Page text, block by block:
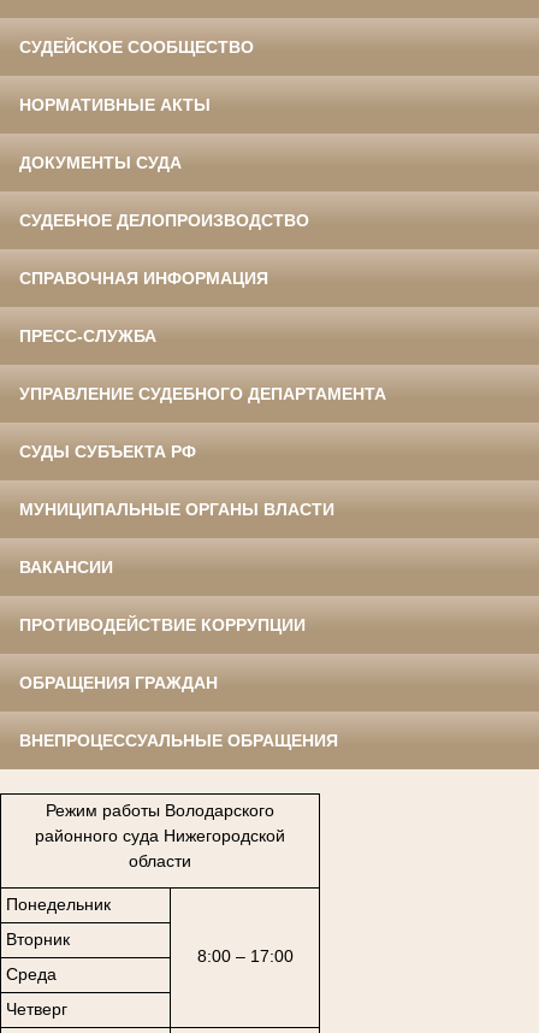
СУДЕЙСКОЕ СООБЩЕСТВО
НОРМАТИВНЫЕ АКТЫ
ДОКУМЕНТЫ СУДА
СУДЕБНОЕ ДЕЛОПРОИЗВОДСТВО
СПРАВОЧНАЯ ИНФОРМАЦИЯ
ПРЕСС-СЛУЖБА
УПРАВЛЕНИЕ СУДЕБНОГО ДЕПАРТАМЕНТА
СУДЫ СУБЪЕКТА РФ
МУНИЦИПАЛЬНЫЕ ОРГАНЫ ВЛАСТИ
ВАКАНСИИ
ПРОТИВОДЕЙСТВИЕ КОРРУПЦИИ
ОБРАЩЕНИЯ ГРАЖДАН
ВНЕПРОЦЕССУАЛЬНЫЕ ОБРАЩЕНИЯ
Режим работы Володарского
районного суда Нижегородской
области
Понедельник
8:00 – 17:00
Вторник
Среда
Четверг